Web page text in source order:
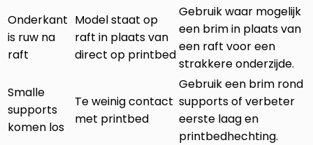
Onderkant
is ruw na
raft
Model staat op
raft in plaats van
direct op printbed
Gebruik waar mogelijk
een brim in plaats van
een raft voor een
strakkere onderzijde.
Smalle
supports
komen los
Te weinig contact
met printbed
Gebruik een brim rond
supports of verbeter
eerste laag en
printbedhechting.